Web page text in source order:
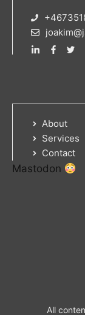
About
Services
Contact
Mastodon
All